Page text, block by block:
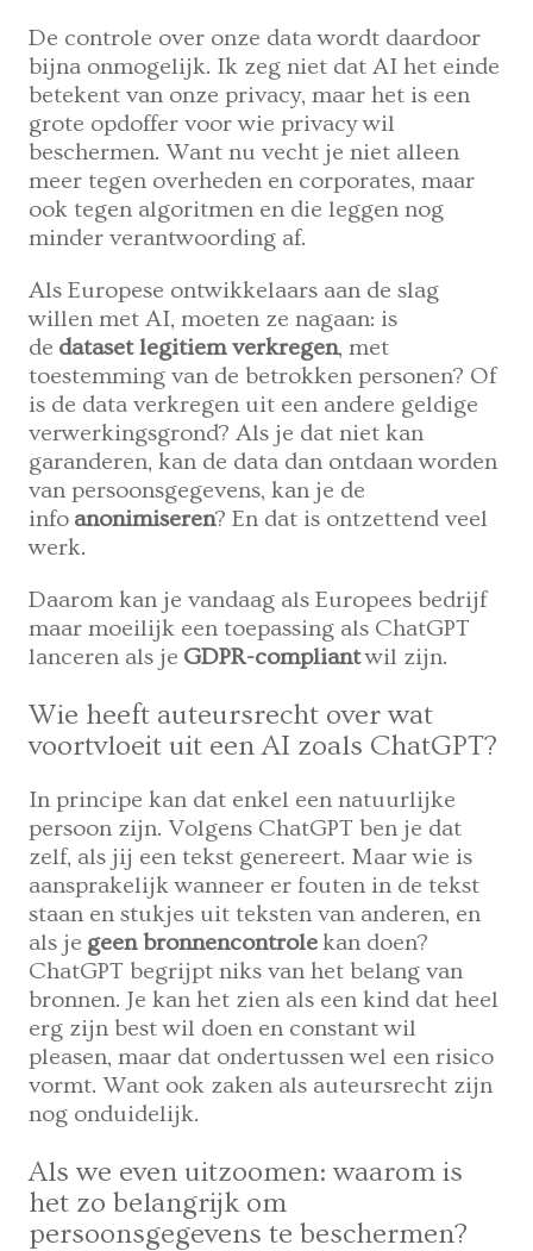
De controle over onze data wordt daardoor
bijna onmogelijk. Ik zeg niet dat AI het einde
betekent van onze privacy, maar het is een
grote opdoffer voor wie privacy wil
beschermen. Want nu vecht je niet alleen
meer tegen overheden en corporates, maar
ook tegen algoritmen en die leggen nog
minder verantwoording af.
Als Europese ontwikkelaars aan de slag
willen met AI, moeten ze nagaan: is
de dataset legitiem verkregen, met
toestemming van de betrokken personen? Of
is de data verkregen uit een andere geldige
verwerkingsgrond? Als je dat niet kan
garanderen, kan de data dan ontdaan worden
van persoonsgegevens, kan je de
info anonimiseren? En dat is ontzettend veel
werk.
Daarom kan je vandaag als Europees bedrijf
maar moeilijk een toepassing als ChatGPT
lanceren als je GDPR-compliantwil zijn.
Wie heeft auteursrecht over wat
voortvloeit uit een AI zoals ChatGPT?
In principe kan dat enkel een natuurlijke
persoon zijn. Volgens ChatGPT ben je dat
zelf, als jij een tekst genereert. Maar wie is
aansprakelijk wanneer er fouten in de tekst
staan en stukjes uit teksten van anderen, en
als je geen bronnencontrolekan doen?
ChatGPT begrijpt niks van het belang van
bronnen. Je kan het zien als een kind dat heel
erg zijn best wil doen en constant wil
pleasen, maar dat ondertussen wel een risico
vormt. Want ook zaken als auteursrecht zijn
nog onduidelijk.
Als we even uitzoomen: waarom is
het zo belangrijk om
persoonsgegevens te beschermen?